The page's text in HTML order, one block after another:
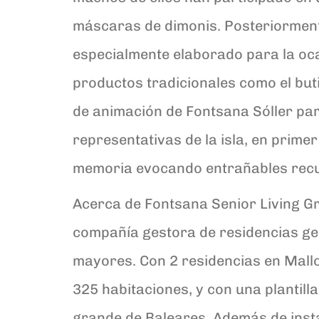
máscaras de dimonis.
especialmente elaborado para la
productos tradicionales como el
de animación de Fontsana Sóller
representativas de la isla, en
memoria evocando entrañables
Acerca de Fontsana Senior Living
compañía gestora de residencias
mayores. Con 2 residencias en
325 habitaciones, y con una